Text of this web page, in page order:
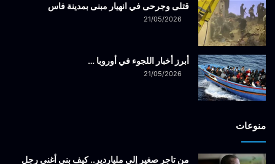
قتلى وجرحى في انهيار مبنى بمدينة فاس
21/05/2026
أبرز أخبار اللجوء في أوروبا …
21/05/2026
منوعات
من تاجر صغير إلى ملياردير.. كيف بنى أغنى رجل